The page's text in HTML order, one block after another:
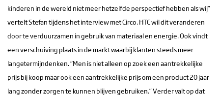
kinderen in de wereld niet meer hetzelfde perspectief hebben als wij”
vertelt Stefan tijdens het interview met Circo. HTC wil dit veranderen
door te verduurzamen in gebruik van materiaal en energie. Ook vindt
een verschuiving plaats in de markt waarbij klanten steeds meer
langetermijndenken. “Men is niet alleen op zoek een aantrekkelijke
prijs bij koop maar ook een aantrekkelijke prijs om een product 20 jaar
lang zonder zorgen te kunnen blijven gebruiken.” Verder valt op dat